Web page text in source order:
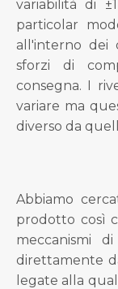
variabilità di
particolar
all'interno dei
sforzi di
consegna. I
variare ma
diverso da
Abbiamo
prodotto così
meccanismi
direttamente
legate alla